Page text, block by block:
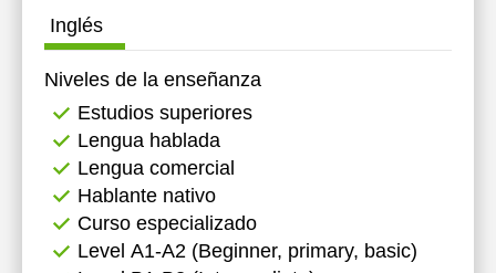
Inglés
Niveles de la enseñanza
Estudios superiores
Lengua hablada
Lengua comercial
Hablante nativo
Curso especializado
Level А1-А2 (Beginner, primary, basic)